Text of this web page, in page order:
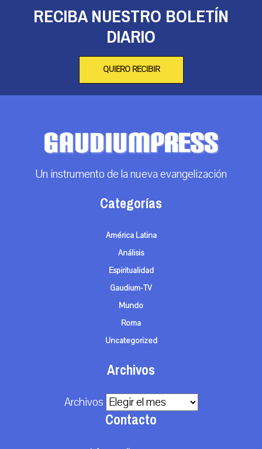
RECIBA NUESTRO BOLETÍN
DIARIO
QUIERO RECIBIR
Un instrumento de la nueva evangelización
Categorías
América Latina
Análisis
Espiritualidad
Gaudium-TV
Mundo
Roma
Uncategorized
Archivos
Archivos
Contacto